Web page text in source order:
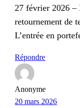
27 février 2026 –
retournement de
L’entrée en
Répondre
Anonyme
20 mars 2026